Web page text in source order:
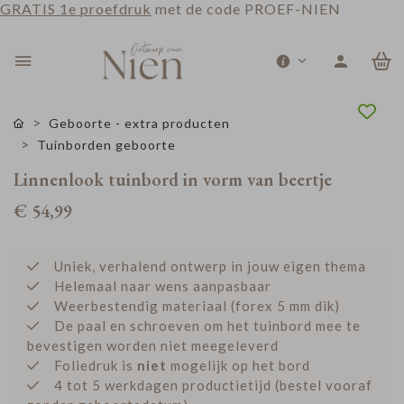
GRATIS 1e proefdruk met de code PROEF-NIEN
Geboorte - extra producten
Tuinborden geboorte
Linnenlook tuinbord in vorm van beertje
€ 54,99
Uniek, verhalend ontwerp in jouw eigen thema
Helemaal naar wens aanpasbaar
Weerbestendig materiaal (forex 5 mm dik)
De paal en schroeven om het tuinbord mee te
bevestigen worden niet meegeleverd
Foliedruk is niet mogelijk op het bord
4 tot 5 werkdagen productietijd (bestel vooraf